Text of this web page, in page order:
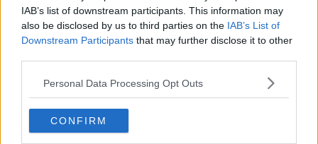
IAB’s list of downstream participants. This information may
also be disclosed by us to third parties on the IAB’s List of
Downstream Participants that may further disclose it to other
Personal Data Processing Opt Outs
CONFIRM